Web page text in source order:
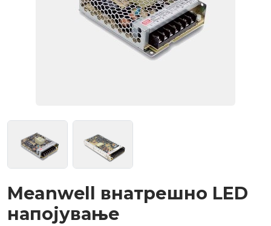
Meanwell внатрешно LED
напојување